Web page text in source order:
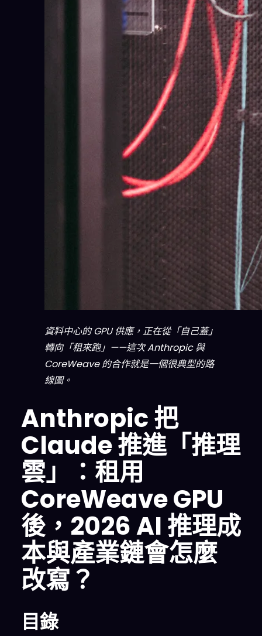
資料中心的 GPU 供應，正在從「自己蓋」
轉向「租來跑」——這次 Anthropic 與
CoreWeave 的合作就是一個很典型的路
線圖。
Anthropic 把
Claude 推進「推理
雲」：租用
CoreWeave GPU
後，2026 AI 推理成
本與產業鏈會怎麼
改寫？
目錄